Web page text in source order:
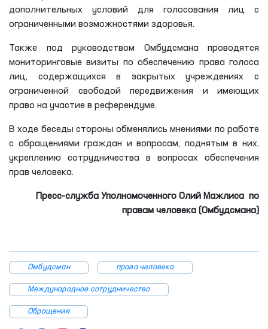
дополнительных условий для голосования лиц с
ограниченными возможностями здоровья.
Также под руководством Омбудсмана проводятся
мониторинговые визиты по обеспечению права голоса
лиц, содержащихся в закрытых учреждениях с
ограниченной свободой передвижения и имеющих
право на участие в референдуме.
В ходе беседы стороны обменялись мнениями по работе
с обращениями граждан и вопросам, поднятым в них,
укреплению сотрудничества в вопросах обеспечения
прав человека.
Пресс-служба Уполномоченного Олий Мажлиса по
правам человека (Омбудсмана)
Омбудсман права человека
Международное сотрудничество
Обращения